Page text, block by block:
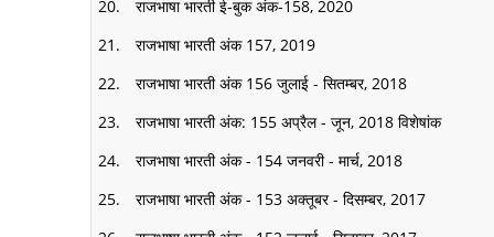
राजभाषा भारती ई-बुक अंक-158, 2020
राजभाषा भारती अंक 157, 2019
राजभाषा भारती अंक 156 जुलाई - सितम्बर, 2018
राजभाषा भारती अंक: 155 अप्रैल - जून, 2018 विशेषांक
राजभाषा भारती अंक - 154 जनवरी - मार्च, 2018
राजभाषा भारती अंक - 153 अक्तूबर - दिसम्बर, 2017